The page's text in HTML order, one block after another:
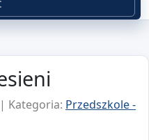
| Kategoria: Przedszkole -